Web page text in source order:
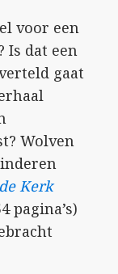
voor een
Is dat een
gaat
Wolven
Kerk
pagina’s)